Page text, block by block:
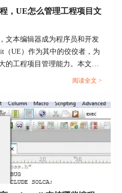
览效果
么可以点击“编码
背景颜色”
，UE怎么管理工程项目文
文本编辑器成为程序员和开发
（UE）作为其中的佼佼者，为
的工程项目管理能力。本文将
建工程项目，以及UE如何高效
阅读全文 >